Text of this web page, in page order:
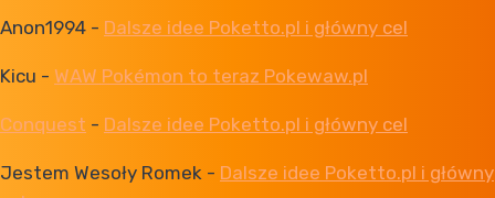
Anon1994 - Dalsze idee Poketto.pl i główny cel
Kicu - WAW Pokémon to teraz Pokewaw.pl
Conquest - Dalsze idee Poketto.pl i główny cel
Jestem Wesoły Romek - Dalsze idee Poketto.pl i główny